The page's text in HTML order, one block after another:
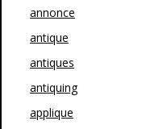
annonce
antique
antiques
antiquing
applique